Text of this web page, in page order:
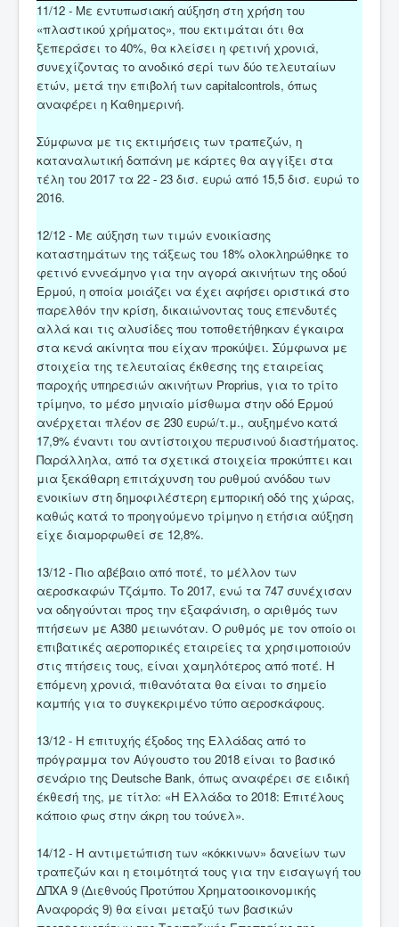
11/12 - Με εντυπωσιακή αύξηση στη χρήση του
«πλαστικού χρήματος», που εκτιμάται ότι θα
ξεπεράσει το 40%, θα κλείσει η φετινή χρονιά,
συνεχίζοντας το ανοδικό σερί των δύο τελευταίων
ετών, μετά την επιβολή των capitalcontrols, όπως
αναφέρει η Καθημερινή.
Σύμφωνα με τις εκτιμήσεις των τραπεζών, η
καταναλωτική δαπάνη με κάρτες θα αγγίξει στα
τέλη του 2017 τα 22 - 23 δισ. ευρώ από 15,5 δισ. ευρώ το
2016.
12/12 - Με αύξηση των τιμών ενοικίασης
καταστημάτων της τάξεως του 18% ολοκληρώθηκε το
φετινό εννεάμηνο για την αγορά ακινήτων της οδού
Ερμού, η οποία μοιάζει να έχει αφήσει οριστικά στο
παρελθόν την κρίση, δικαιώνοντας τους επενδυτές
αλλά και τις αλυσίδες που τοποθετήθηκαν έγκαιρα
στα κενά ακίνητα που είχαν προκύψει. Σύμφωνα με
στοιχεία της τελευταίας έκθεσης της εταιρείας
παροχής υπηρεσιών ακινήτων Proprius, για το τρίτο
τρίμηνο, το μέσο μηνιαίο μίσθωμα στην οδό Ερμού
ανέρχεται πλέον σε 230 ευρώ/τ.μ., αυξημένο κατά
17,9% έναντι του αντίστοιχου περυσινού διαστήματος.
Παράλληλα, από τα σχετικά στοιχεία προκύπτει και
μια ξεκάθαρη επιτάχυνση του ρυθμού ανόδου των
ενοικίων στη δημοφιλέστερη εμπορική οδό της χώρας,
καθώς κατά το προηγούμενο τρίμηνο η ετήσια αύξηση
είχε διαμορφωθεί σε 12,8%.
13/12 - Πιο αβέβαιο από ποτέ, το μέλλον των
αεροσκαφών Τζάμπο. Το 2017, ενώ τα 747 συνέχισαν
να οδηγούνται προς την εξαφάνιση, ο αριθμός των
πτήσεων με Α380 μειωνόταν. Ο ρυθμός με τον οποίο οι
επιβατικές αεροπορικές εταιρείες τα χρησιμοποιούν
στις πτήσεις τους, είναι χαμηλότερος από ποτέ. Η
επόμενη χρονιά, πιθανότατα θα είναι το σημείο
καμπής για το συγκεκριμένο τύπο αεροσκάφους.
13/12 - Η επιτυχής έξοδος της Ελλάδας από το
πρόγραμμα τον Αύγουστο του 2018 είναι το βασικό
σενάριο της Deutsche Bank, όπως αναφέρει σε ειδική
έκθεσή της, με τίτλο: «Η Ελλάδα το 2018: Επιτέλους
κάποιο φως στην άκρη του τούνελ».
14/12 - Η αντιμετώπιση των «κόκκινων» δανείων των
τραπεζών και η ετοιμότητά τους για την εισαγωγή του
ΔΠΧΑ 9 (Διεθνούς Προτύπου Χρηματοοικονομικής
Αναφοράς 9) θα είναι μεταξύ των βασικών